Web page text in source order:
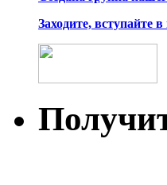
Заходите, вступайте